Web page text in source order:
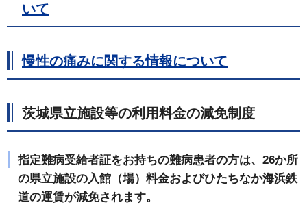
いて
慢性の痛みに関する情報について
茨城県立施設等の利用料金の減免制度
指定難病受給者証をお持ちの難病患者の方は、26か所
の県立施設の入館（場）料金およびひたちなか海浜鉄
道の運賃が減免されます。